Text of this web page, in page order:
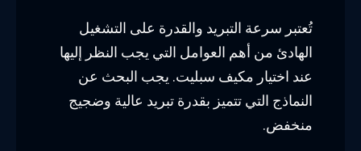
تُعتبر سرعة التبريد والقدرة على التشغيل
الهادئ من أهم العوامل التي يجب النظر إليها
عند اختيار مكيف سبليت. يجب البحث عن
النماذج التي تتميز بقدرة تبريد عالية وضجيج
منخفض.